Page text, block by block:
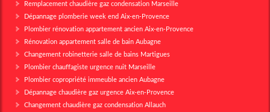
Remplacement chaudière gaz condensation Marseille
Dépannage plomberie week end Aix-en-Provence
Plombier rénovation appartement ancien Aix-en-Provence
Rénovation appartement salle de bain Aubagne
Changement robinetterie salle de bains Martigues
Plombier chauffagiste urgence nuit Marseille
Plombier copropriété immeuble ancien Aubagne
Dépannage chaudière gaz urgence Aix-en-Provence
Changement chaudière gaz condensation Allauch